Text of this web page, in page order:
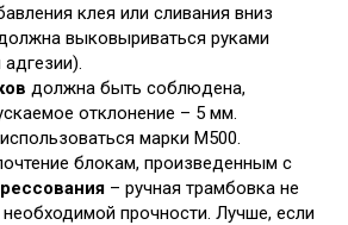
клея или сливания вниз
выковыриваться руками
должна быть соблюдена,
отклонение – 5 мм.
марки М500.
блокам, произведенным с
– ручная трамбовка не
прочности. Лучше, если